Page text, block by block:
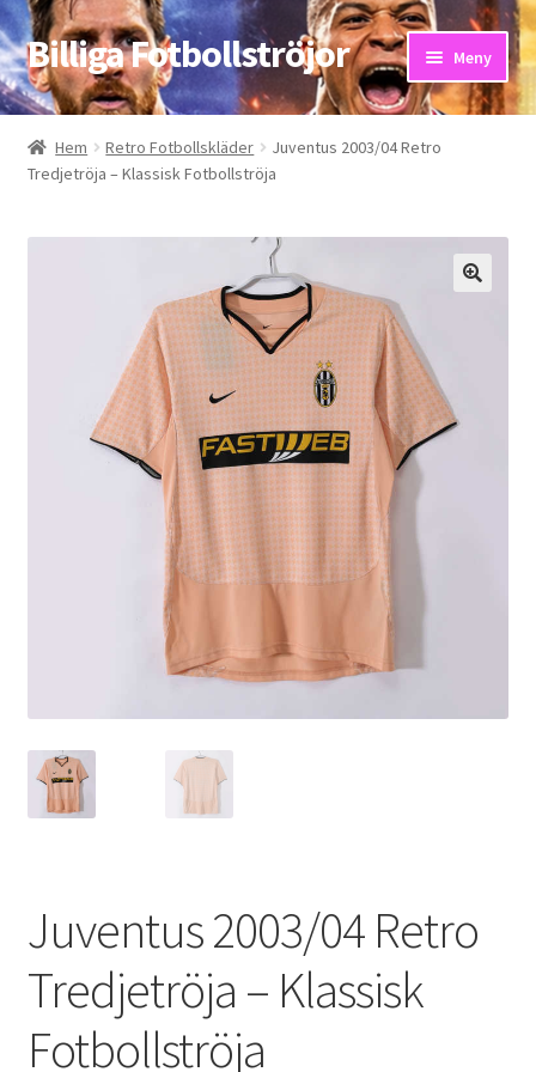
Hoppa
till
navigering
Hoppa
till
innehåll
Billiga Fotbollströjor Meny
Hem
Bloggar
Butik
Kontakta oss
Mitt konto
Hem Retro Fotbollskläder
Juventus 2003/04 Retro
Tredjetröja – Klassisk Fotbollströja
Juventus 2003/04 Retro
Tredjetröja – Klassisk
Fotbollströja